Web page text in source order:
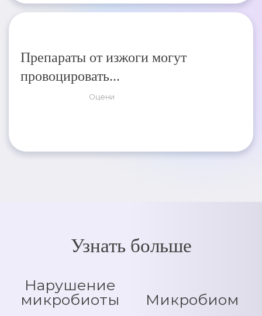
Препараты от изжоги могут
провоцировать...
Оцени
Узнать больше
Нарушение
микробиоты
Микробиом